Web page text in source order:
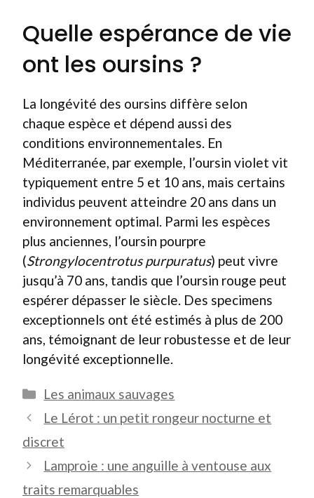
Quelle espérance de vie
ont les oursins ?
La longévité des oursins diffère selon
chaque espèce et dépend aussi des
conditions environnementales. En
Méditerranée, par exemple, l’oursin violet vit
typiquement entre 5 et 10 ans, mais certains
individus peuvent atteindre 20 ans dans un
environnement optimal. Parmi les espèces
plus anciennes, l’oursin pourpre
(Strongylocentrotus purpuratus) peut vivre
jusqu’à 70 ans, tandis que l’oursin rouge peut
espérer dépasser le siècle. Des specimens
exceptionnels ont été estimés à plus de 200
ans, témoignant de leur robustesse et de leur
longévité exceptionnelle.
Catégories
Les animaux sauvages
Le Lérot : un petit rongeur nocturne et
discret
Lamproie : une anguille à ventouse aux
traits remarquables